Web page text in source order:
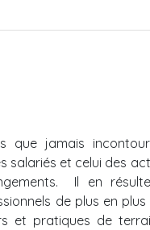
que jamais
salariés et celui des
Il en
de plus en
et pratiques de